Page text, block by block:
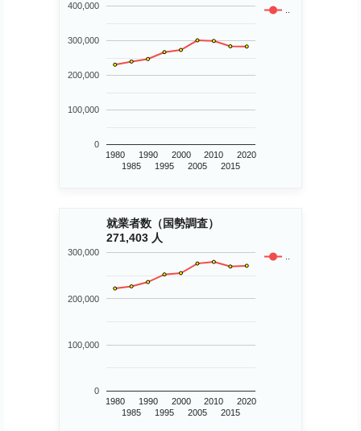
..
1980
1985
1990
1995
2000
2005
2010
2015
2020
0
100,000
200,000
300,000
400,000
就業者数（国勢調査）
271,403 人
..
1980
1985
1990
1995
2000
2005
2010
2015
2020
0
100,000
200,000
300,000